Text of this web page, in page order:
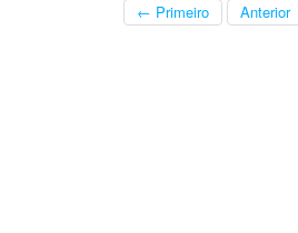
← Primeiro Anterior